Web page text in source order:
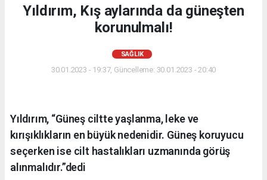
Yıldırım, Kış aylarında da güneşten
korunulmalı!
SAĞLIK
30.01.2023 - 19:37, Güncelleme: 30.01.2023 - 20:40
Yıldırım, “Güneş ciltte yaşlanma, leke ve
kırışıklıkların en büyük nedenidir. Güneş koruyucu
seçerken ise cilt hastalıkları uzmanında görüş
alınmalıdır.”dedi